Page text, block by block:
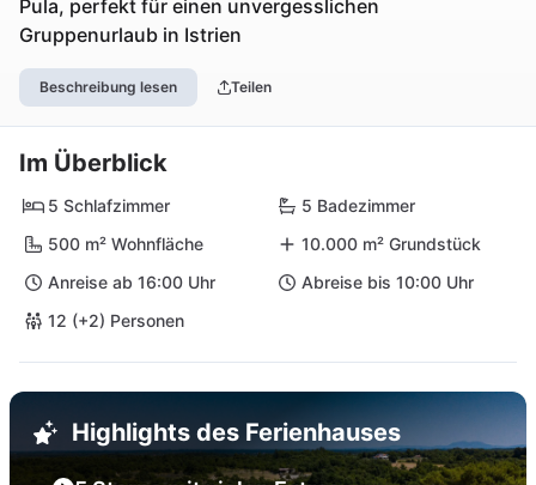
Pula, perfekt für einen unvergesslichen
Gruppenurlaub in Istrien
Beschreibung lesen Teilen
Im Überblick
5 Schlafzimmer
5 Badezimmer
500 m² Wohnfläche
10.000 m² Grundstück
Anreise ab 16:00 Uhr
Abreise bis 10:00 Uhr
12 (+2) Personen
Highlights des Ferienhauses